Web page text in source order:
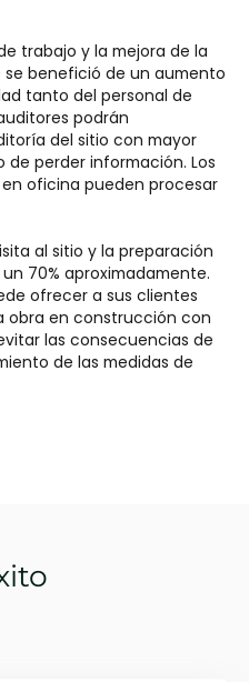
trabajo y la mejora de la
benefició de un aumento
tanto del personal de
podrán
del sitio con mayor
de perder información. Los
oficina pueden procesar
al sitio y la preparación
70% aproximadamente.
ofrecer a sus clientes
obra en construcción con
las consecuencias de
de las medidas de